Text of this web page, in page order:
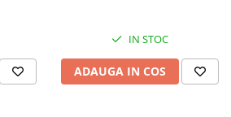
IN STOC
ADAUGA IN COS